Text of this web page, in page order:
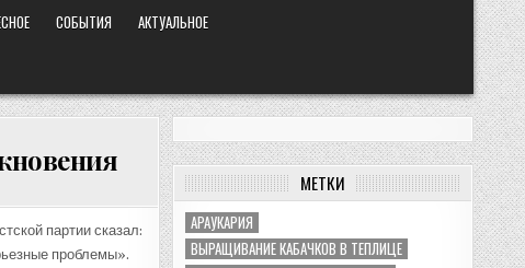
СОБЫТИЯ
АКТУАЛЬНОЕ
партии сказал:
проблемы».
МЕТКИ
АРАУКАРИЯ
ВЫРАЩИВАНИЕ КАБАЧКОВ В ТЕПЛИЦЕ